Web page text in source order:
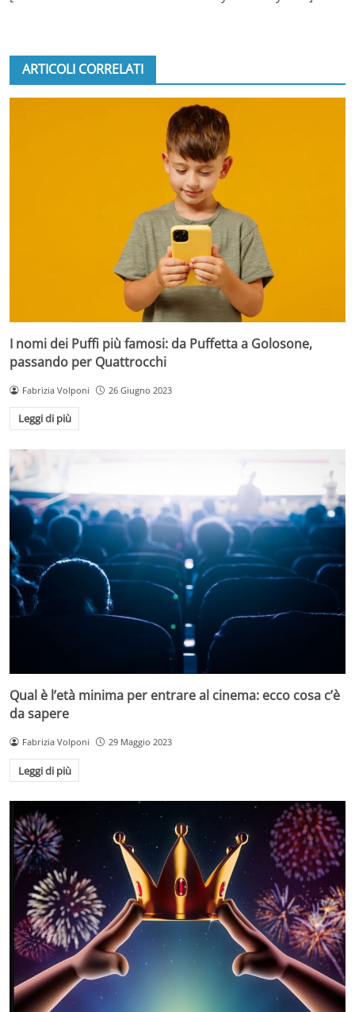
ARTICOLI CORRELATI
I nomi dei Puffi più famosi: da Puffetta a Golosone,
passando per Quattrocchi
Fabrizia Volponi 26 Giugno 2023
Leggi di più
Qual è l’età minima per entrare al cinema: ecco cosa c’è
da sapere
Fabrizia Volponi 29 Maggio 2023
Leggi di più